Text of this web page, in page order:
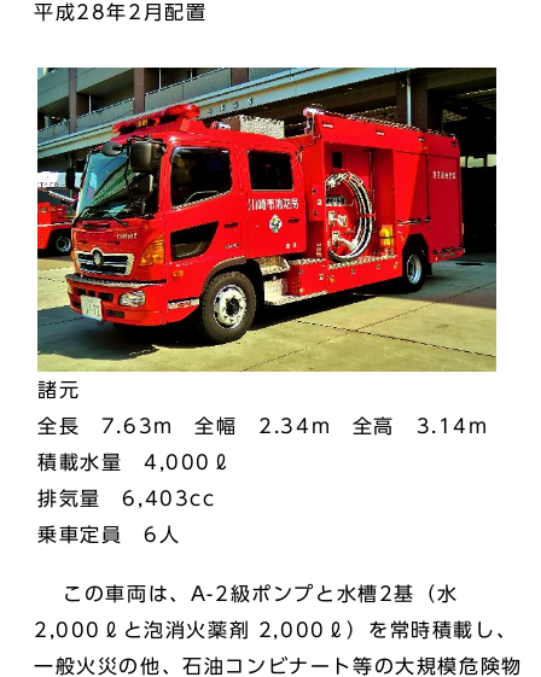
平成28年2月配置
諸元
全長 7.63m 全幅 2.34m 全高 3.14m
積載水量 4,000ℓ
排気量 6,403cc
乗車定員 6人
この車両は、A-2級ポンプと水槽2基（水
2,000ℓと泡消火薬剤 2,000ℓ）を常時積載し、
一般火災の他、石油コンビナート等の大規模危険物